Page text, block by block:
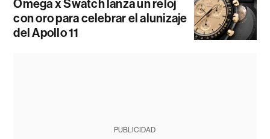
Omega x Swatch lanza un reloj
con oro para celebrar el alunizaje
del Apollo 11
PUBLICIDAD